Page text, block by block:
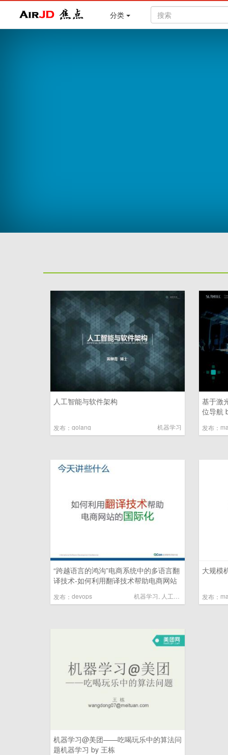
Air焦点 分类
人工智能与软件架构
发布： golang 机器学习
基于激
位导航
发布：
“跨越语言的鸿沟”电商系统中的多语言翻
译技术-如何利用翻译技术帮助电商网站
发布： devops 机器学习 人工智能
大规模
发布：
机器学习@美团——吃喝玩乐中的算法问
题机器学习 by 王栋